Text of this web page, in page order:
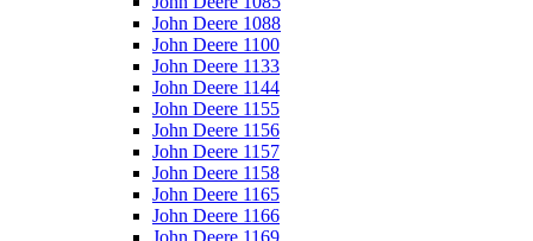
John Deere 1088
John Deere 1100
John Deere 1133
John Deere 1144
John Deere 1155
John Deere 1156
John Deere 1157
John Deere 1158
John Deere 1165
John Deere 1166
John Deere 1169